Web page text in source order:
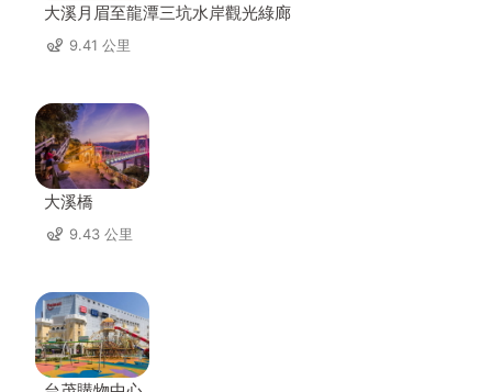
大溪月眉至龍潭三坑水岸觀光綠廊
9.41 公里
大溪橋
9.43 公里